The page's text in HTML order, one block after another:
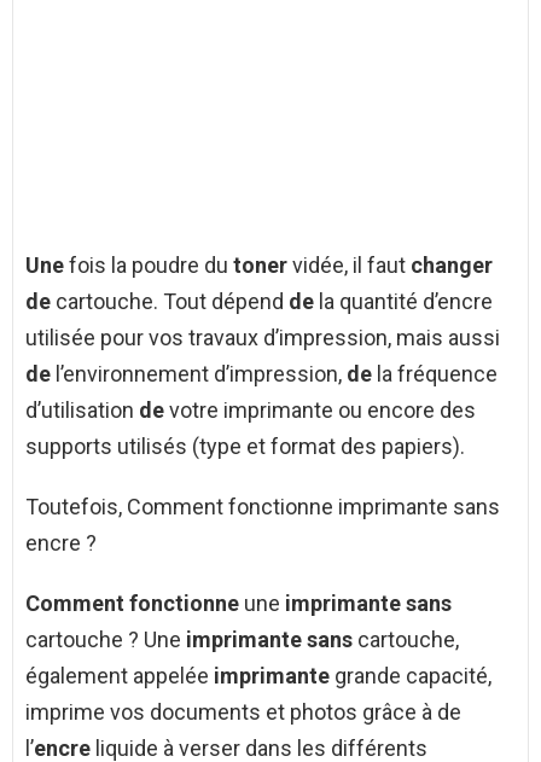
Unefois la poudre du tonervidée, il faut changer
de cartouche. Tout dépend de la quantité d’encre
utilisée pour vos travaux d’impression, mais aussi
de l’environnement d’impression, de la fréquence
d’utilisation devotre imprimante ou encore des
supports utilisés (type et format des papiers).
Toutefois, Comment fonctionne imprimante sans
encre ?
Comment fonctionne une imprimante sans
cartouche ? Une imprimante sans cartouche,
également appelée imprimante grande capacité,
imprime vos documents et photos grâce à de
l’encre liquide à verser dans les différents